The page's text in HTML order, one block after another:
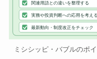
関連用語との違いを整理する
実務や投資判断への応用を考える
最新動向・制度改正をチェック
ミシシッピ・バブルのポ